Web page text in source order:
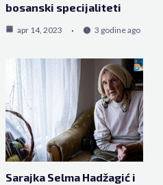
bosanski specijaliteti
apr 14, 2023 3 godine ago
Sarajka Selma Hadžagić i